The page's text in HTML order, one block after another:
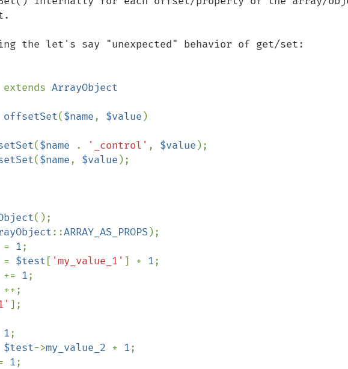
the let's say "unexpected" behavior of get/set:
extends
offsetSet($name, $value )
($name . '_control' , $value );
($name, $value );
::ARRAY_AS_PROPS
1
$test [ 'my_value_1' ] + 1
1
];
1
$test->my_value_2 + 1
1